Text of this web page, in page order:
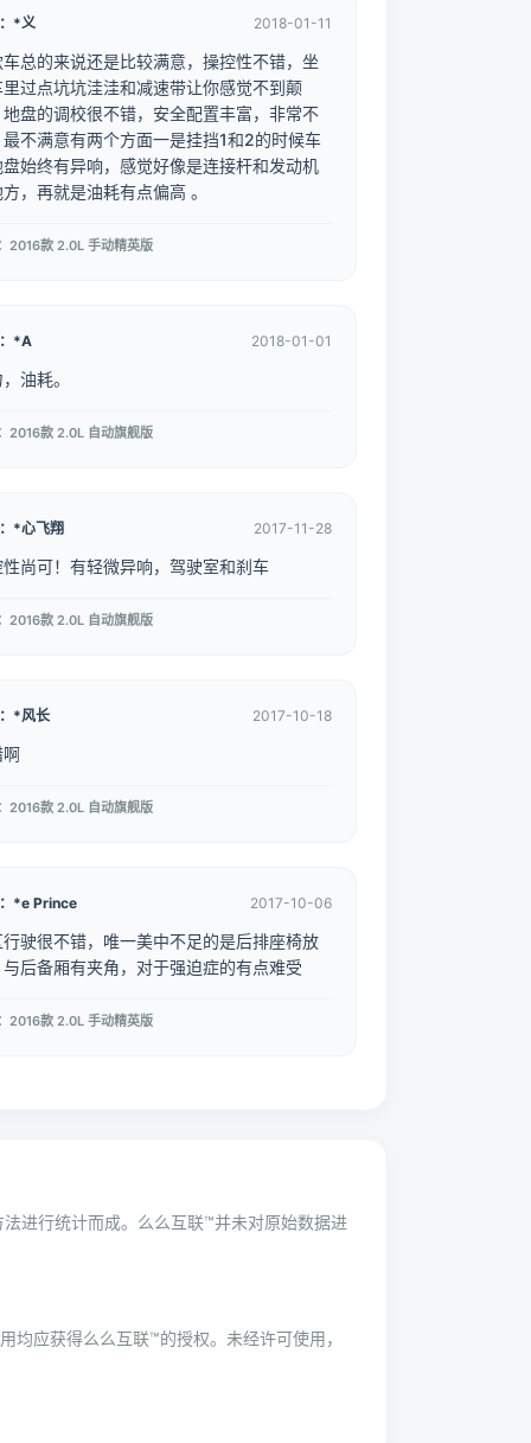
*义 2018-01-11
车总的来说还是比较满意，操控性不错，坐
里过点坑坑洼洼和减速带让你感觉不到颠
地盘的调校很不错，安全配置丰富，非常不
最不满意有两个方面一是挂挡1和2的时候车
盘始终有异响，感觉好像是连接杆和发动机
，再就是油耗有点偏高 。
2016款 2.0L 手动精英版
*A 2018-01-01
油耗。
2016款 2.0L 自动旗舰版
*心飞翔 2017-11-28
性尚可！有轻微异响，驾驶室和刹车
2016款 2.0L 自动旗舰版
*风长 2017-10-18
啊
2016款 2.0L 自动旗舰版
*e Prince 2017-10-06
行驶很不错，唯一美中不足的是后排座椅放
与后备厢有夹角，对于强迫症的有点难受
2016款 2.0L 手动精英版
进行统计而成。么么互联™并未对原始数据进
应获得么么互联™的授权。未经许可使用，